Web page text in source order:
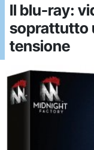
Il blu-ray:
soprattutto
tensione